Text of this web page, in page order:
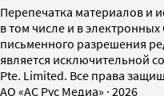
Перепечатка материалов и
в том числе и в
письменного разрешения
является исключительной
Pte. Limited. Все права
AO «АС Рус Медиа» · 2026